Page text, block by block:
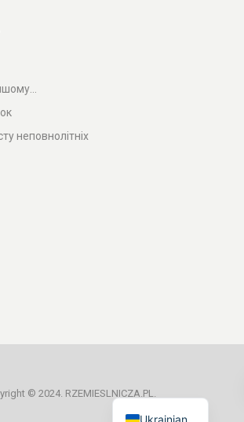
неповнолітніх
© 2024. RZEMIESLNICZA.PL.
Ukrainian
Polish